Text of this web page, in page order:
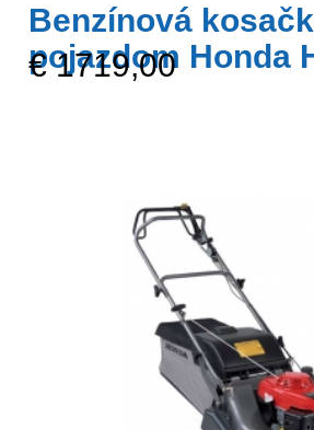
Benzínová
pojazdom Honda
€ 1719,00